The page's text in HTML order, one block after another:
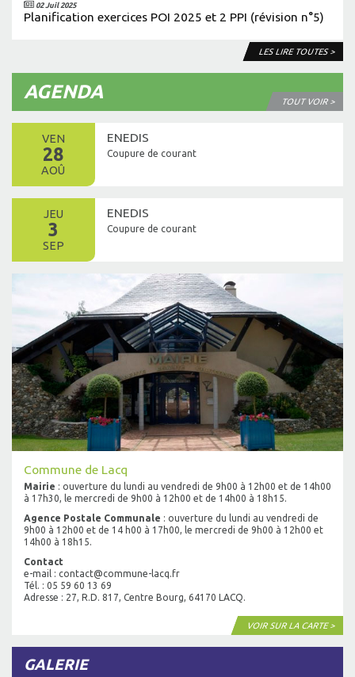
02 Juil 2025
Planification exercices POI 2025 et 2 PPI (révision n°5)
LES LIRE TOUTES >
AGENDA TOUT VOIR >
VEN
28
AOÛ
ENEDIS
Coupure de courant
JEU
3
SEP
ENEDIS
Coupure de courant
Commune de Lacq
Mairie : ouverture du lundi au vendredi de 9h00 à 12h00 et de 14h00
à 17h30, le mercredi de 9h00 à 12h00 et de 14h00 à 18h15.
Agence Postale Communale : ouverture du lundi au vendredi de
9h00 à 12h00 et de 14 h00 à 17h00, le mercredi de 9h00 à 12h00 et
14h00 à 18h15.
Contact
e-mail : contact@commune-lacq.fr
Tél. : 05 59 60 13 69
Adresse : 27, R.D. 817, Centre Bourg, 64170 LACQ.
VOIR SUR LA CARTE >
GALERIE